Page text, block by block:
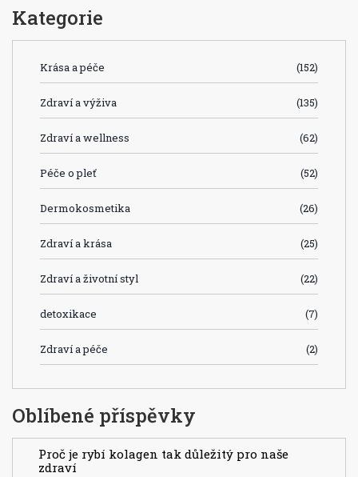
Kategorie
Krása a péče (152)
Zdraví a výživa (135)
Zdraví a wellness (62)
Péče o pleť (52)
Dermokosmetika (26)
Zdraví a krása (25)
Zdraví a životní styl (22)
detoxikace (7)
Zdraví a péče (2)
Oblíbené příspěvky
Proč je rybí kolagen tak důležitý pro naše
zdraví